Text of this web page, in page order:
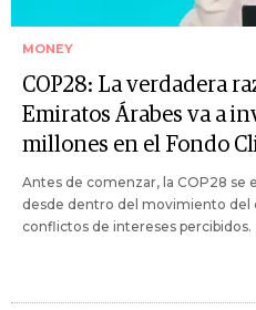
MONEY
COP28: La verdadera
Emiratos Árabes va a
millones en el Fondo
Antes de comenzar, la COP28 se
desde dentro del movimiento del
conflictos de intereses percibidos.